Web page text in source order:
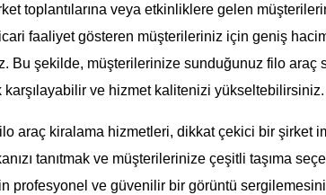
toplantılarına veya etkinliklere gelen
faaliyet gösteren müşterileriniz için geniş
Bu şekilde, müşterilerinize sunduğunuz filo araç
karşılayabilir ve hizmet kalitenizi yükseltebilirsiniz.
araç kiralama hizmetleri, dikkat çekici bir şirket
tanıtmak ve müşterilerinize çeşitli taşıma
profesyonel ve güvenilir bir görüntü